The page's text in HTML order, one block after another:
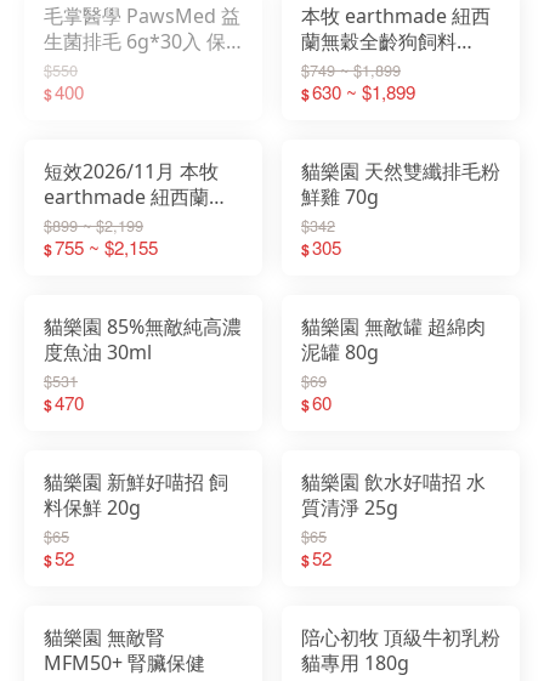
毛掌醫學 PawsMed 益
生菌排毛 6g*30入 保
健肉泥 寵物肉泥
$550
$400
本牧 earthmade 紐西
蘭無穀全齡狗飼料
1.36KG/4.99KG 鯖魚/
牛肉/羊肉
$749 ~ $1,899
$630 ~ $1,899
短效2026/11月 本牧
earthmade 紐西蘭無
穀全齡貓飼料
1.36KG/4.5KG 鯖魚/草
$899 ~ $2,199
$755 ~ $2,155
貓樂園 天然雙纖排毛粉
鮮雞 70g
$342
$305
貓樂園 85%無敵純高濃
度魚油 30ml
$531
$470
貓樂園 無敵罐 超綿肉
泥罐 80g
$69
$60
貓樂園 新鮮好喵招 飼
料保鮮 20g
$65
$52
貓樂園 飲水好喵招 水
質清淨 25g
$65
$52
貓樂園 無敵腎
MFM50+ 腎臟保健
陪心初牧 頂級牛初乳粉
貓專用 180g